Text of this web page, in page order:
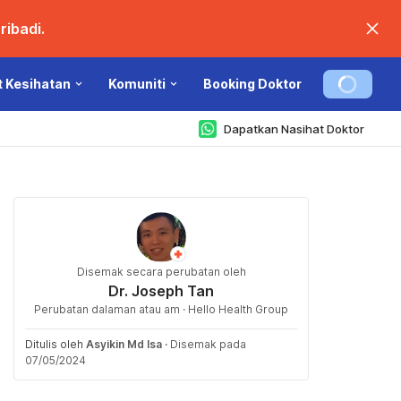
Kesihatan Komuniti Booking Doktor
Dapatkan Nasihat Doktor
Disemak secara perubatan oleh
Dr. Joseph Tan
Perubatan dalaman atau am · Hello Health Group
Ditulis oleh Asyikin Md Isa · Disemak pada
07/05/2024